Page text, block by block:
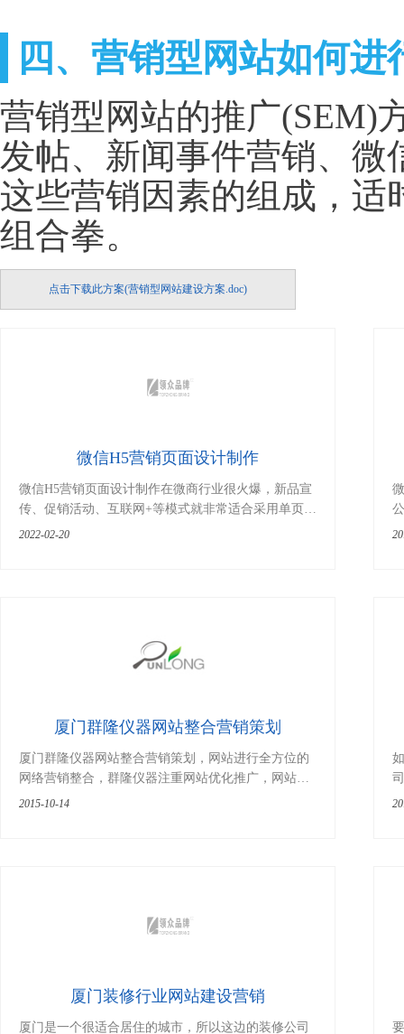
四、营销型网站如何进
营销型网站的推广(SEM)
发帖、新闻事件营销、微
这些营销因素的组成，适
组合拳。
点击下载此方案(营销型网站建设方案.doc)
微信H5营销页面设计制作
微信H5营销页面设计制作在微商行业很火爆，新品宣
传、促销活动、互联网+等模式就非常适合采用单页面
H5效果来展示。 一、什么是微信H5营销页面 在微信
2022-02-20
厦门群隆仪器网站整合营销策划
厦门群隆仪器网站整合营销策划，网站进行全方位的
网络营销整合，群隆仪器注重网站优化推广，网站前
端用户体验，以网站优化、广告为浏量来源、网站设
2015-10-14
厦门装修行业网站建设营销
厦门是一个很适合居住的城市，所以这边的装修公司